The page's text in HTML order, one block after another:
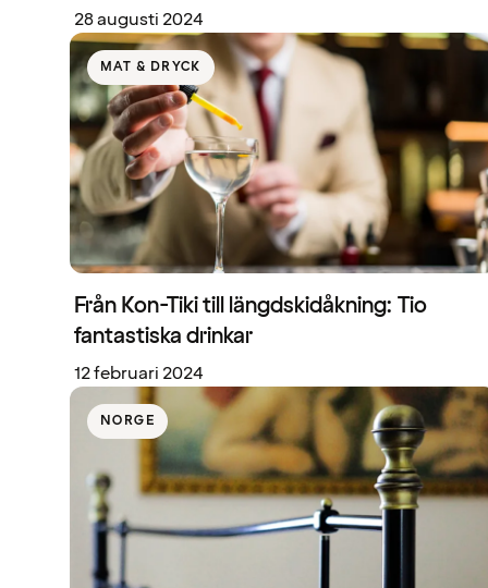
28 augusti 2024
MAT & DRYCK
Från Kon-Tiki till längdskidåkning: Tio
fantastiska drinkar
12 februari 2024
NORGE